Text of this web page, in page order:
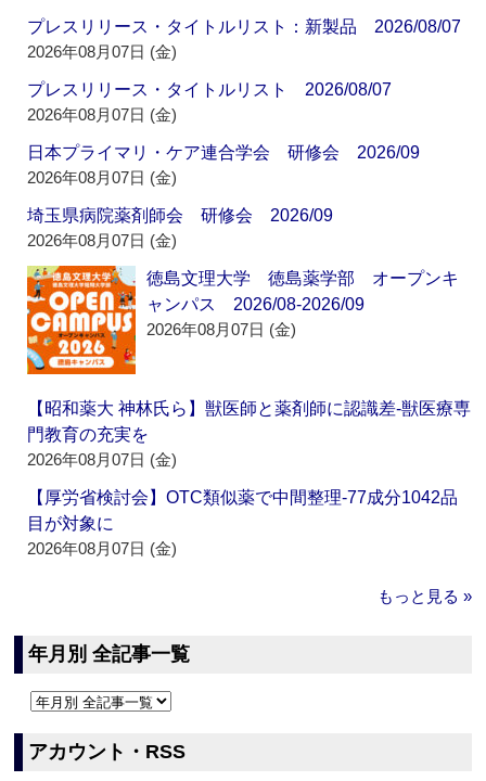
プレスリリース・タイトルリスト：新製品 2026/08/07
2026年08月07日 (金)
プレスリリース・タイトルリスト 2026/08/07
2026年08月07日 (金)
日本プライマリ・ケア連合学会 研修会 2026/09
2026年08月07日 (金)
埼玉県病院薬剤師会 研修会 2026/09
2026年08月07日 (金)
徳島文理大学 徳島薬学部 オープンキ
ャンパス 2026/08-2026/09
2026年08月07日 (金)
【昭和薬大 神林氏ら】獣医師と薬剤師に認識差‐獣医療専
門教育の充実を
2026年08月07日 (金)
【厚労省検討会】OTC類似薬で中間整理‐77成分1042品
目が対象に
2026年08月07日 (金)
もっと見る »
年月別 全記事一覧
アカウント・RSS